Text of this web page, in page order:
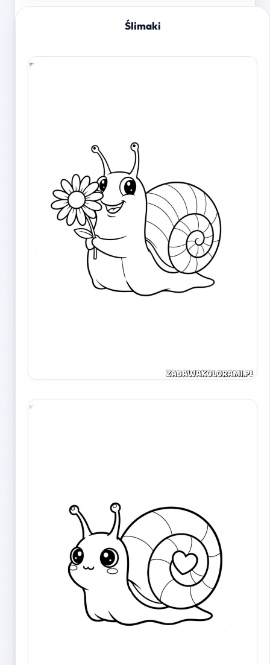
Ślimaki